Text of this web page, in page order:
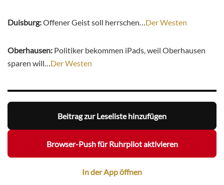
Duisburg:Offener Geist soll herrschen…Der Westen
Oberhausen: Politiker bekommen iPads, weil Oberhausen
sparen will…Der Westen
Beitrag zur Leseliste hinzufügen
Browser-Push für Ruhrpilot aktivieren
In der App öffnen